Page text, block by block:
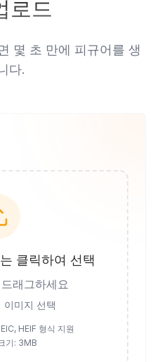
로드
몇 초 만에 피규어를 생
다.
클릭하여 선택
래그하세요
이미지 선택
HEIF 형식 지원
기: 3MB